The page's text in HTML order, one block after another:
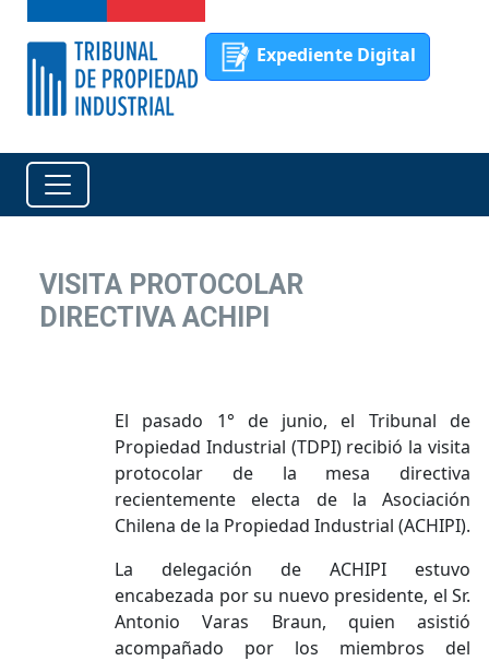
Expediente Digital
VISITA PROTOCOLAR
DIRECTIVA ACHIPI
El pasado 1° de junio, el Tribunal de
Propiedad Industrial (TDPI) recibió la visita
protocolar de la mesa directiva
recientemente electa de la Asociación
Chilena de la Propiedad Industrial (ACHIPI).
La delegación de ACHIPI estuvo
encabezada por su nuevo presidente, el Sr.
Antonio Varas Braun, quien asistió
acompañado por los miembros del